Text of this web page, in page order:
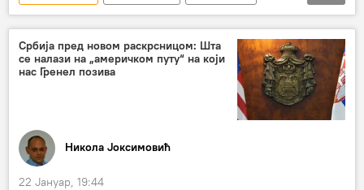
Србија – политика
Русија
Европска унија (ЕУ)
Светски економски форум у Давосу
Србија пред новом раскрсницом: Шта
се налази на „америчком путу“ на који
нас Гренел позива
Никола Јоксимовић
22 Јануар, 19:44